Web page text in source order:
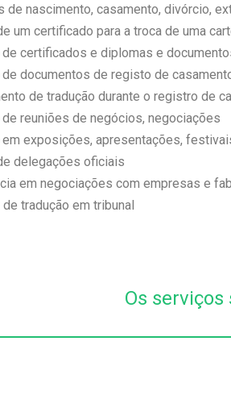
de nascimento, casamento, divórcio,
um certificado para a troca de uma
de certificados e diplomas e
de documentos de registo de
de tradução durante o registro de
reuniões de negócios, negociações
em exposições, apresentações,
delegações oficiais
em negociações com empresas e
tradução em tribunal
Os